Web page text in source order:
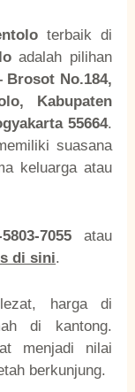
terbaik di
adalah pilihan
Brosot No.184,
Kabupaten
55664.
suasana
keluarga atau
7055atau
di sini.
harga di
di kantong.
menjadi nilai
berkunjung.